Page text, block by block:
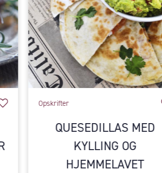
Opskrifter
QUESEDILLAS MED
KYLLING OG
HJEMMELAVET